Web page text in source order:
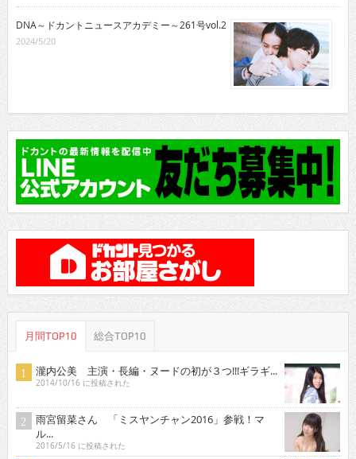
DNA～ドカントニュースアカデミー～261号vol.2
2024/5/20
月間TOP10 総合TOP10
瀧内公美 主演・長編・ヌードの初が３つ!!!ギラギ...
2014/10/16 に投稿された
雨宮留菜さん 「ミスヤンチャン2016」参戦！マ
ル...
2016/5/16 に投稿された